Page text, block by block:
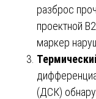
разброс
проектной
маркер
(ДСК)